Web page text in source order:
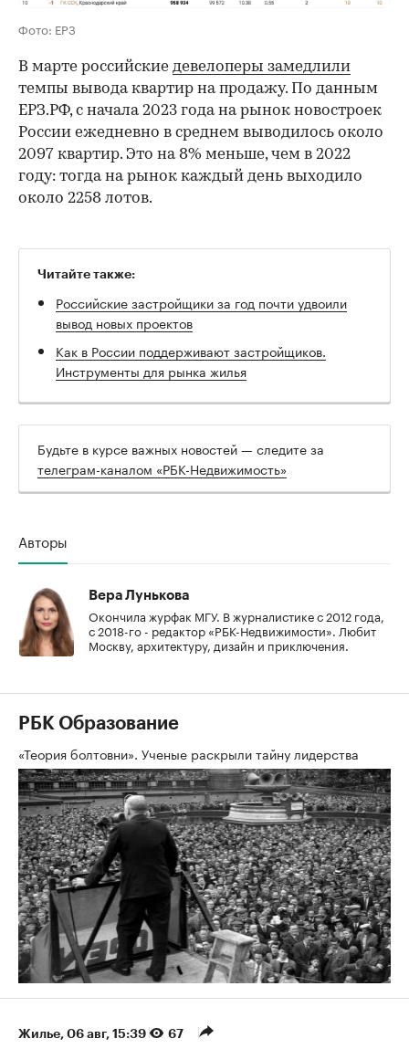
Фото: ЕРЗ
В марте российские девелоперы замедлили
темпы вывода квартир на продажу. По данным
ЕРЗ.РФ, с начала 2023 года на рынок новостроек
России ежедневно в среднем выводилось около
2097 квартир. Это на 8% меньше, чем в 2022
году: тогда на рынок каждый день выходило
около 2258 лотов.
Читайте также:
Российские застройщики за год почти удвоили
вывод новых проектов
Как в России поддерживают застройщиков.
Инструменты для рынка жилья
Будьте в курсе важных новостей — следите за
телеграм-каналом «РБК-Недвижимость»
Авторы
Вера Лунькова
Окончила журфак МГУ. В журналистике с 2012 года,
с 2018-го - редактор «РБК-Недвижимости». Любит
Москву, архитектуру, дизайн и приключения.
РБК Образование
«Теория болтовни». Ученые раскрыли тайну лидерства
Жилье⁠, 06 авг, 15:39 67